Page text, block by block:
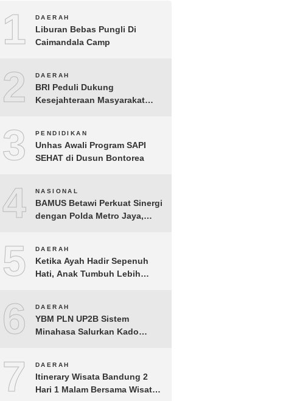
1 DAERAH
Liburan Bebas Pungli Di
Caimandala Camp
2 DAERAH
BRI Peduli Dukung
Kesejahteraan Masyarakat
3 PENDIDIKAN
Unhas Awali Program SAPI
SEHAT di Dusun Bontorea
4 NASIONAL
BAMUS Betawi Perkuat Sinergi
dengan Polda Metro Jaya,
Kondusif Jelang HUT ke-81
Republik Indonesia
5 DAERAH
Ketika Ayah Hadir Sepenuh
Hati, Anak Tumbuh Lebih
6 DAERAH
YBM PLN UP2B Sistem
Minahasa Salurkan Kado
Tomohon
7 DAERAH
Itinerary Wisata Bandung 2
Hari 1 Malam Bersama Wisata